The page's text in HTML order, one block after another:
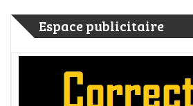
Espace publicitaire